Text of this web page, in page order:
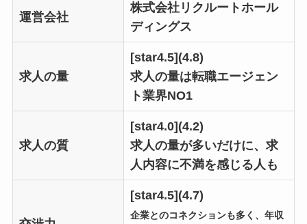
運営会社
株式会社リクルートホール
ディングス
求人の量
[star4.5](4.8)
求人の量は転職エージェン
ト業界NO1
求人の質
[star4.0](4.2)
求人の量が多いだけに、求
人内容に不満を感じる人も
[star4.5](4.7)
企業とのコネクションも多く、年収